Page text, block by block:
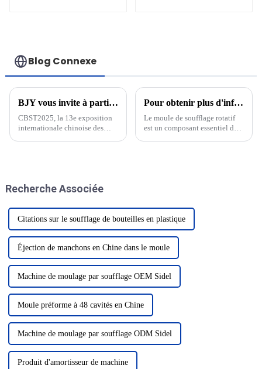
Blog Connexe
BJY vous invite à participer au 13e Salon international des technologies de l'industrie des boissons de Chine CBST2025 !
CBST2025, la 13e exposition
internationale chinoise des
de tous les horizons se sont
Pour obtenir plus d'informations sur le moule de soufflage PET et le mouleur de soufflage rotatif
Le moule de soufflage rotatif
est un composant essentiel de
Recherche Associée
Citations sur le soufflage de bouteilles en plastique
Éjection de manchons en Chine dans le moule
Machine de moulage par soufflage OEM Sidel
Moule préforme à 48 cavités en Chine
Machine de moulage par soufflage ODM Sidel
Produit d'amortisseur de machine